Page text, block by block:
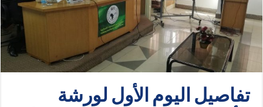
تفاصيل اليوم الأول لورشة